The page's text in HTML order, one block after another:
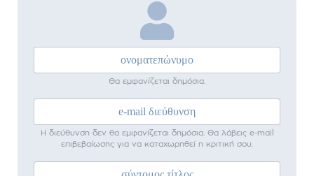
Θα εμφανίζεται δημόσια.
Η διεύθυνση δεν θα εμφανίζεται δημόσια. Θα λάβεις e-mail
επιβεβαίωσης για να καταχωρηθεί η κριτική σου.